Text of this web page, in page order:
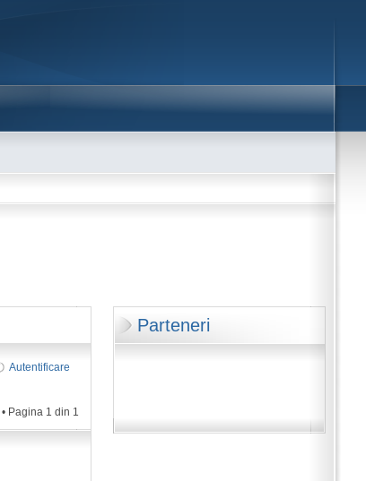
Parteneri
Autentificare
Pagina 1 din 1